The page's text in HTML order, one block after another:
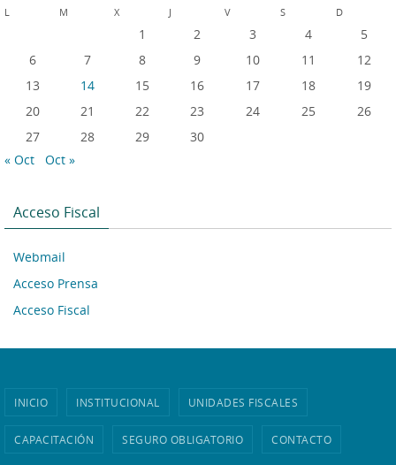
L M X J V S D
1 2 3 4
5
6
7 8 9 10 11
12
13
14 15 16 17 18
19
20
21 22 23 24 25
26
27
28 29
30
« Oct
Oct »
Acceso Fiscal
Webmail
Acceso Prensa
Acceso Fiscal
INICIO INSTITUCIONAL UNIDADES FISCALES
CAPACITACIÓN SEGURO OBLIGATORIO CONTACTO